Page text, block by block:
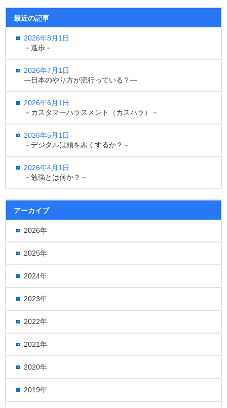
最近の記事
2026年8月1日
－進歩－
2026年7月1日
―日本のやり方が流行っている？―
2026年6月1日
－カスタマーハラスメント（カスハラ）－
2026年5月1日
－デジタルは頭を悪くするか？－
2026年4月1日
－勉強とは何か？－
アーカイブ
2026年
2025年
2024年
2023年
2022年
2021年
2020年
2019年